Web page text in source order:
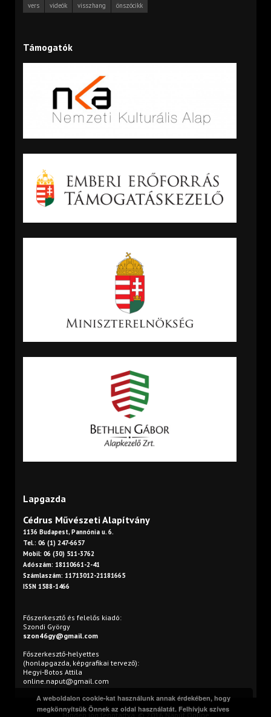
vers
videók visszhang önszócikk
Támogatók
Lapgazda
Cédrus Művészeti Alapítvány
1136 Budapest, Pannónia u. 6.
Tel.: 06 (1) 247-6657
Mobil: 06 (30) 511-3762
Adószám: 18110661-2-41
Számlaszám: 11713012-21181665
ISSN 1588-1466
Főszerkesztő és felelős kiadó:
Szondi György
szon46gy@gmail.com
Főszerkesztő-helyettes
(honlapgazda, képgrafikai tervező):
Hegyi-Botos Attila
online.naput@gmail.com
Minden jog fenntartva. © 2016 Napút Online
A weboldalon cookie-kat használunk annak érdekében, hogy
megkönnyítsük Önnek az oldal használatát. Felhívjuk szíves